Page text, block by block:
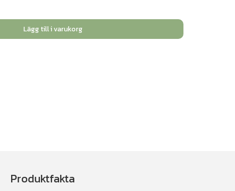
Lägg till i varukorg
Produktfakta